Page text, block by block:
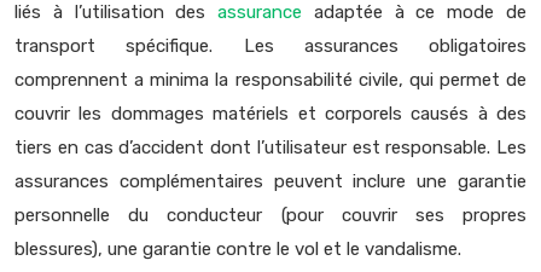
liés à l’utilisation desassurance adaptée à ce mode de
transport spécifique. Les assurances obligatoires
comprennent a minima la responsabilité civile, qui permet de
couvrir les dommages matériels et corporels causés à des
tiers en cas d’accident dont l’utilisateur est responsable. Les
assurances complémentaires peuvent inclure une garantie
personnelle du conducteur (pour couvrir ses propres
blessures), une garantie contre le vol et le vandalisme.